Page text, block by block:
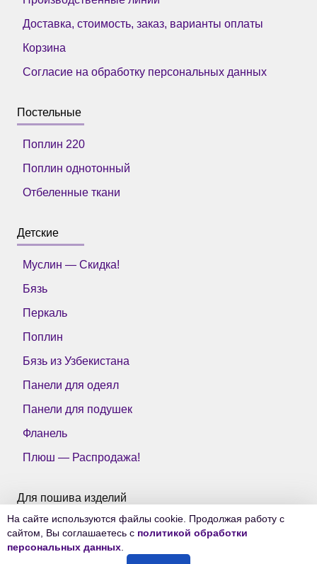
Доставка, стоимость, заказ, варианты оплаты
Корзина
Согласие на обработку персональных данных
Постельные
Поплин 220
Поплин однотонный
Отбеленные ткани
Детские
Муслин — Скидка!
Бязь
Перкаль
Поплин
Бязь из Узбекистана
Панели для одеял
Панели для подушек
Фланель
Плюш — Распродажа!
Для пошива изделий
Все ткани Тейково
На сайте используются файлы cookie. Продолжая работу с
сайтом, Вы соглашаетесь с политикой обработки
персональных данных